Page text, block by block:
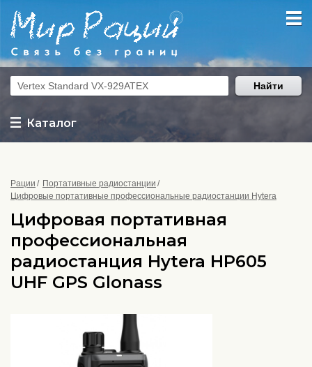
Каталог
Найти
Рации
Портативные радиостанции
Цифровые портативные профессиональные радиостанции Hytera
Цифровая портативная
профессиональная
радиостанция Hytera HP605
UHF GPS Glonass